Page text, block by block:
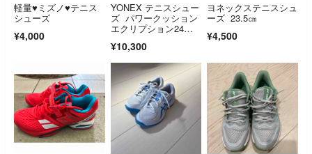
軽量♥ミズノ♥テニス
シューズ
¥4,000
YONEX テニスシュー
ズ パワークッション
エクリプション24セ
¥10,300
ヨネックステニスシュ
ーズ 23.5㎝
¥4,500